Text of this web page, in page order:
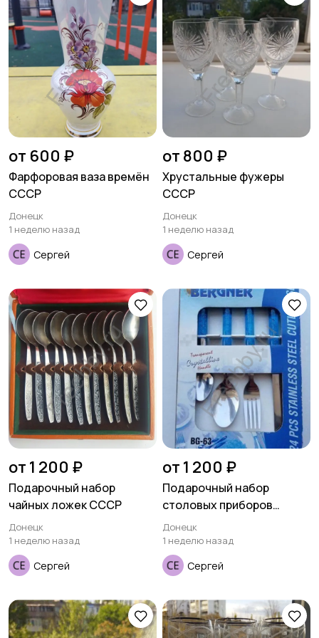
от 600 ₽
Фарфоровая ваза времён
СССР
Донецк
1 неделю назад
Сергей
от 800 ₽
Хрустальные фужеры
СССР
Донецк
1 неделю назад
Сергей
от 1 200 ₽
Подарочный набор
чайных ложек СССР
Донецк
1 неделю назад
Сергей
от 1 200 ₽
Подарочный набор
столовых приборов
BERGNER
Донецк
1 неделю назад
Сергей